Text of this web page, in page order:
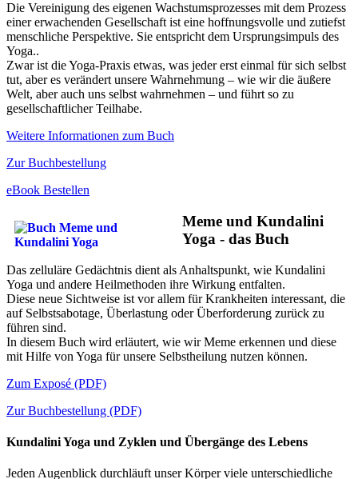
Die Vereinigung des eigenen Wachstumsprozesses mit dem Prozess
einer erwachenden Gesellschaft ist eine hoffnungsvolle und zutiefst
menschliche Perspektive. Sie entspricht dem Ursprungsimpuls des
Yoga..
Zwar ist die Yoga-Praxis etwas, was jeder erst einmal für sich selbst
tut, aber es verändert unsere Wahrnehmung – wie wir die äußere
Welt, aber auch uns selbst wahrnehmen – und führt so zu
gesellschaftlicher Teilhabe.
Weitere Informationen zum Buch
Zur Buchbestellung
eBook Bestellen
Meme und Kundalini
Yoga - das Buch
Das zelluläre Gedächtnis dient als Anhaltspunkt, wie Kundalini
Yoga und andere Heilmethoden ihre Wirkung entfalten.
Diese neue Sichtweise ist vor allem für Krankheiten interessant, die
auf Selbstsabotage, Überlastung oder Überforderung zurück zu
führen sind.
In diesem Buch wird erläutert, wie wir Meme erkennen und diese
mit Hilfe von Yoga für unsere Selbstheilung nutzen können.
Zum Exposé (PDF)
Zur Buchbestellung (PDF)
Kundalini Yoga und Zyklen und Übergänge des Lebens
Jeden Augenblick durchläuft unser Körper viele unterschiedliche